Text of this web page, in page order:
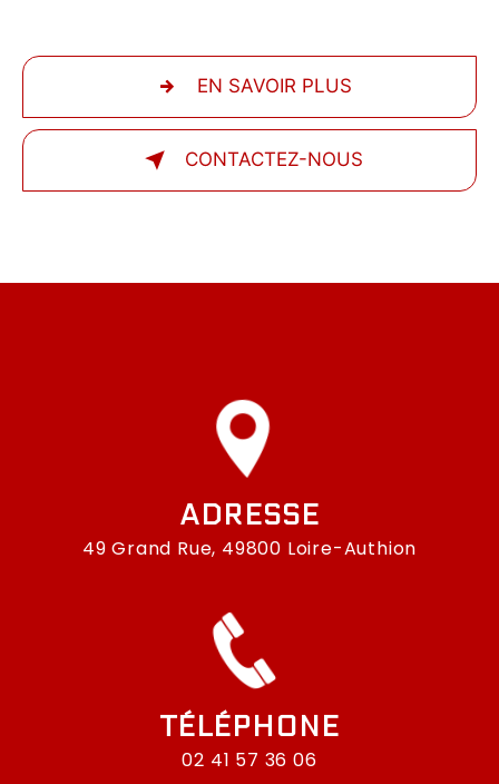
EN SAVOIR PLUS
CONTACTEZ-NOUS
ADRESSE
49 Grand Rue, 49800 Loire-Authion
TÉLÉPHONE
02 41 57 36 06